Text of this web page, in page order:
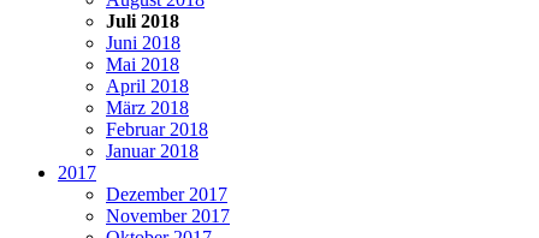
Juli 2018
Juni 2018
Mai 2018
April 2018
März 2018
Februar 2018
Januar 2018
2017
Dezember 2017
November 2017